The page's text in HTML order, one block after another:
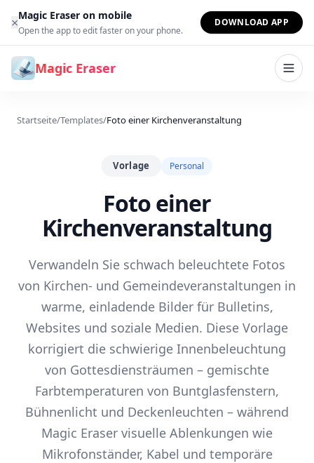
Zum Inhalt springen
×Magic Eraser on mobile
Open the app to edit faster on your phone.
DOWNLOAD APP
Magic Eraser
Startseite/Templates/Foto einer Kirchenveranstaltung
Vorlage Personal
Foto einer
Kirchenveranstaltung
Verwandeln Sie schwach beleuchtete Fotos
von Kirchen- und Gemeindeveranstaltungen in
warme, einladende Bilder für Bulletins,
Websites und soziale Medien. Diese Vorlage
korrigiert die schwierige Innenbeleuchtung
von Gottesdiensträumen – gemischte
Farbtemperaturen von Buntglasfenstern,
Bühnenlicht und Deckenleuchten – während
Magic Eraser visuelle Ablenkungen wie
Mikrofonständer, Kabel und temporäre